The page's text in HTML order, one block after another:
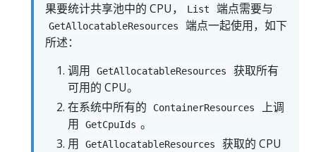
果要统计共享池中的 CPU，
List 端点需要与
GetAllocatableResources
端点一起使用，如下
所述：
调用
GetAllocatableResources
获取所有
可用的 CPU。
在系统中所有的
ContainerResources
上调
用
GetCpuIds 。
用
GetAllocatableResources
获取的 CPU